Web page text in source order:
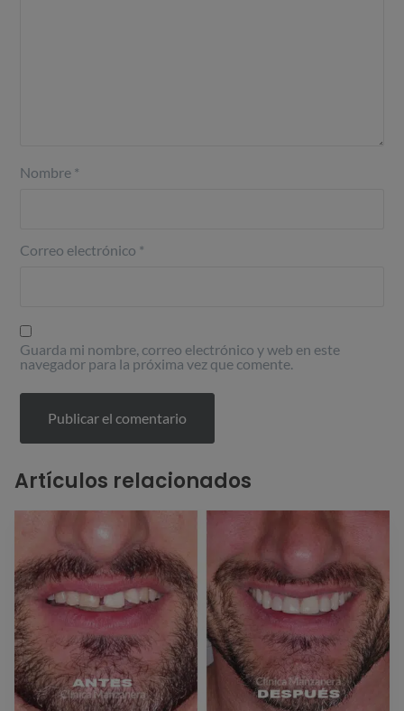
Nombre *
Correo electrónico *
Guarda mi nombre, correo electrónico y web en este
navegador para la próxima vez que comente.
Artículos relacionados